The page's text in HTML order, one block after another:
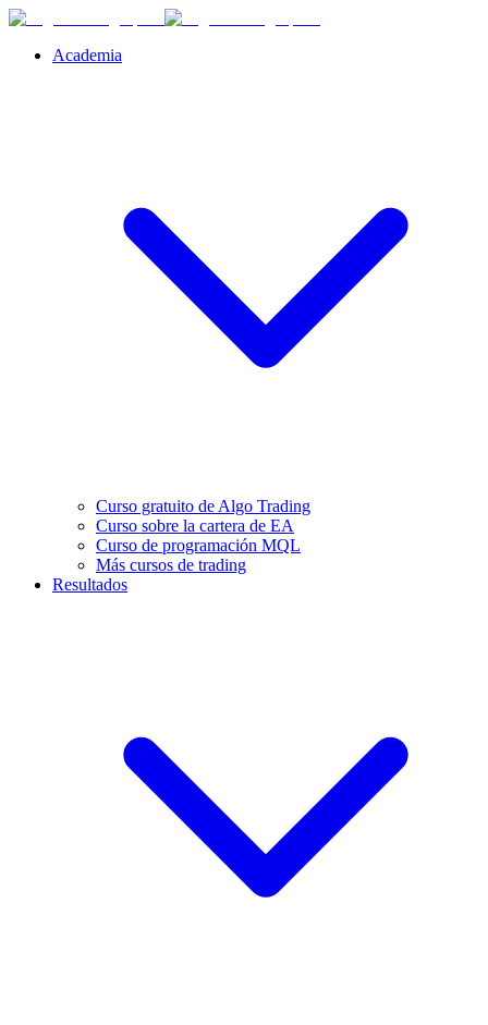
Academia
Curso gratuito de Algo Trading
Curso sobre la cartera de EA
Curso de programación MQL
Más cursos de trading
Resultados